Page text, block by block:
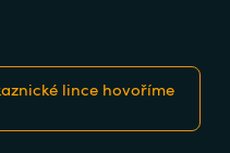
lince hovoříme